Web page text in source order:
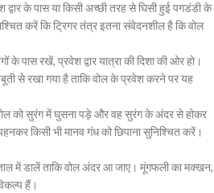
के पास या किसी अच्छी तरह से घिसी हुई पगडंडी के
करें कि ट्रिगर तंत्र इतना संवेदनशील है कि वोल
के पास रखें, प्रवेश द्वार यात्रा की दिशा की ओर हो।
से रखा गया है ताकि वोल के प्रवेश करने पर यह
को सुरंग में घुसना पड़े और वह सुरंग के अंदर से होकर
किसी भी मानव गंध को छिपाना सुनिश्चित करें।
में डालें ताकि वोल अंदर आ जाए। मूंगफली का मक्खन,
हैं।